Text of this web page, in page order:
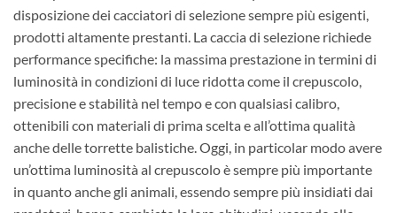
disposizione dei cacciatori di selezione sempre più esigenti,
prodotti altamente prestanti. La caccia di selezione richiede
performance specifiche: la massima prestazione in termini di
luminosità in condizioni di luce ridotta come il crepuscolo,
precisione e stabilità nel tempo e con qualsiasi calibro,
ottenibili con materiali di prima scelta e all’ottima qualità
anche delle torrette balistiche. Oggi, in particolar modo avere
un’ottima luminosità al crepuscolo è sempre più importante
in quanto anche gli animali, essendo sempre più insidiati dai